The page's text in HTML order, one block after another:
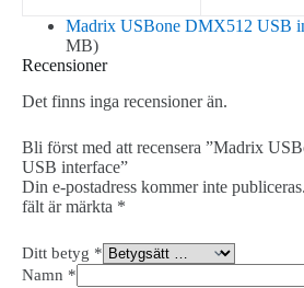
Madrix USBone DMX512 USB
MB)
Recensioner
Det finns inga recensioner än.
Bli först med att recensera ”Madrix
USB interface”
Din e-postadress kommer inte publiceras.
fält är märkta *
Ditt betyg *
Namn *